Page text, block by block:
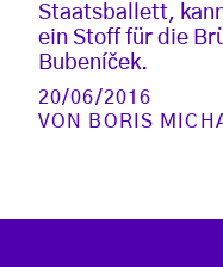
Staatsballett,
ein Stoff für die
Bubeníček.
20/06/2016
VON
BORIS